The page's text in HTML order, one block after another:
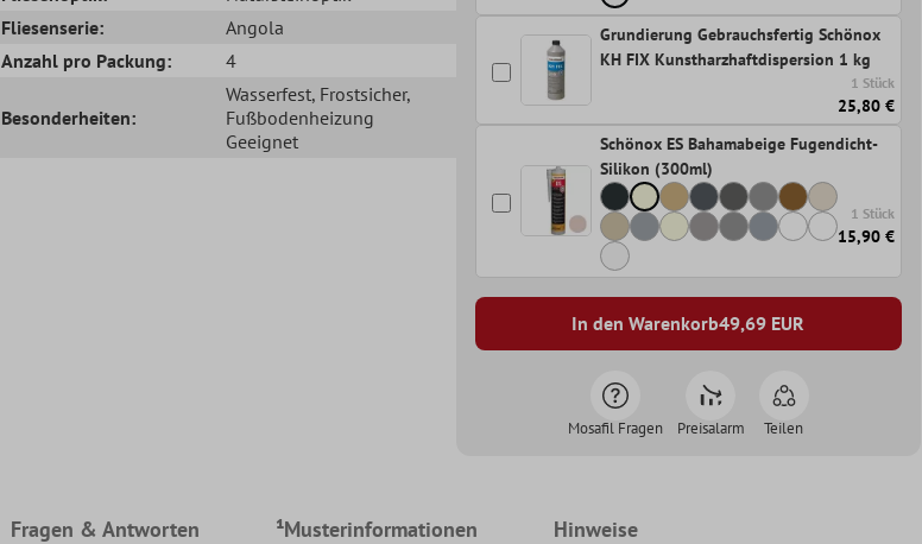
Fliesenserie:
Angola
Anzahl pro Packung:
4
Besonderheiten:
Wasserfest, Frostsicher,
Fußbodenheizung
Geeignet
Grundierung Gebrauchsfertig Schönox
KH FIX Kunstharzhaftdispersion 1 kg
1 Stück
25,80 €
Schönox ES Bahamabeige Fugendicht-
Silikon (300ml)
1 Stück
15,90 €
In den Warenkorb49,69 EUR
Mosafil Fragen Preisalarm Teilen
Fragen & Antworten ¹Musterinformationen Hinweise